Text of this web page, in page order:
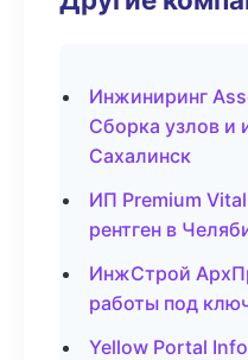
Инжиниринг
Сборка узлов
Сахалинск
ИП Premium
рентген в
ИнжСтрой
работы под
Yellow Portal